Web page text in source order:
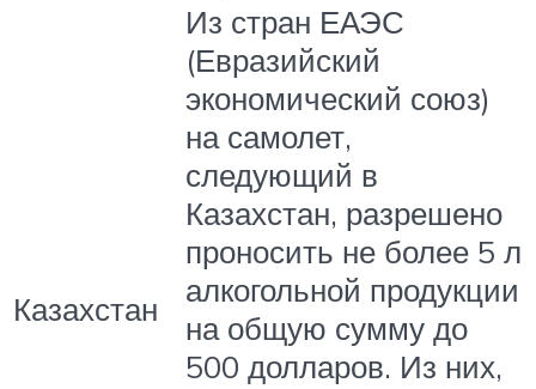
Казахстан
Из стран ЕАЭС
(Евразийский
экономический союз)
на самолет,
следующий в
Казахстан, разрешено
проносить не более 5 л
алкогольной продукции
на общую сумму до
500 долларов. Из них,